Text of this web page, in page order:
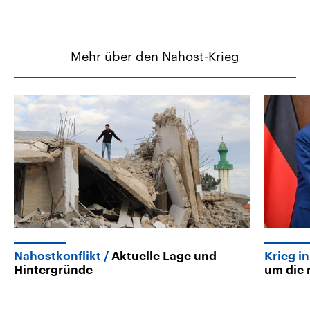
Mehr über den Nahost-Krieg
Nahostkonflikt
Aktuelle Lage und
Hintergründe
Krieg
um die